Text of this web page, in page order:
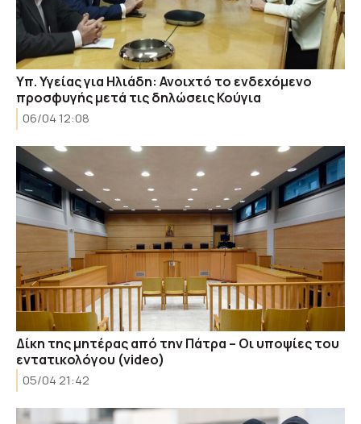
Υπ. Υγείας για Ηλιάδη: Ανοιχτό το ενδεχόμενο
προσφυγής μετά τις δηλώσεις Κούγια
06/04 12:08
Δίκη της μητέρας από την Πάτρα – Οι υποψίες του
εντατικολόγου (video)
05/04 21:42